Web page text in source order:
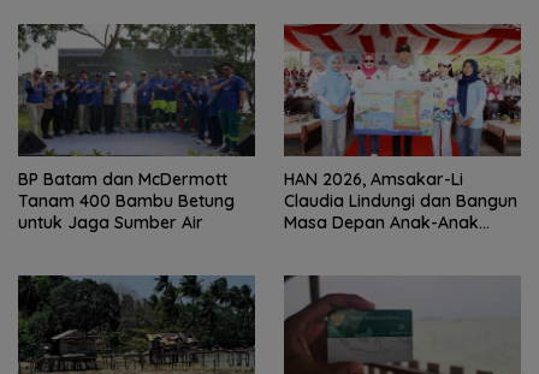
BP Batam dan McDermott
Tanam 400 Bambu Betung
untuk Jaga Sumber Air
HAN 2026, Amsakar-Li
Claudia Lindungi dan Bangun
Masa Depan Anak-Anak